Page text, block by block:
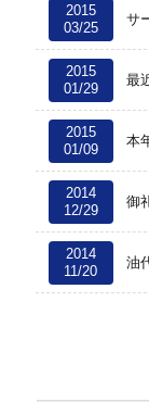
2015
03/25
サ
2015
01/29
最
2015
01/09
本
2014
12/29
御
2014
11/20
油